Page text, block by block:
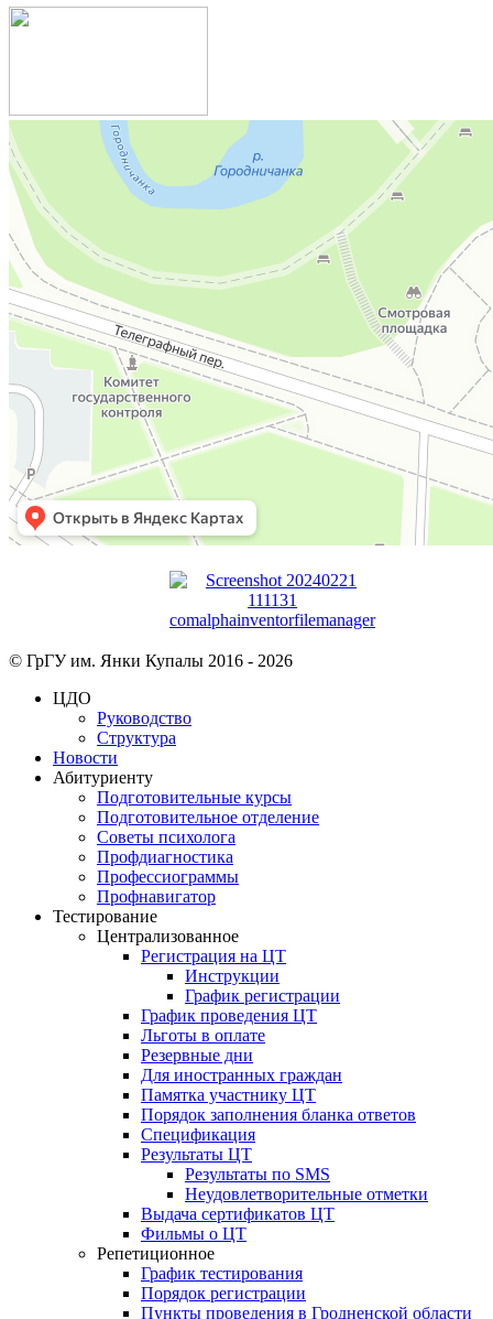
© ГрГУ им. Янки Купалы 2016 - 2026
ЦДО
Руководство
Структура
Новости
Абитуриенту
Подготовительные курсы
Подготовительное отделение
Советы психолога
Профдиагностика
Профессиограммы
Профнавигатор
Тестирование
Централизованное
Регистрация на ЦТ
Инструкции
График регистрации
График проведения ЦТ
Льготы в оплате
Резервные дни
Для иностранных граждан
Памятка участнику ЦТ
Порядок заполнения бланка ответов
Спецификация
Результаты ЦТ
Результаты по SMS
Неудовлетворительные отметки
Выдача сертификатов ЦТ
Фильмы о ЦТ
Репетиционное
График тестирования
Порядок регистрации
Пункты проведения в Гродненской области